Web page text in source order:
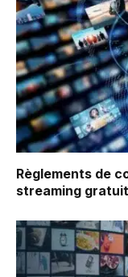
Règlements de
streaming gratuit